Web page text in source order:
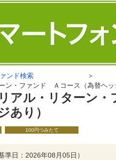
ンド検索
＞
ン・ファンド Ａコース（為替ヘッ
アル・リターン
あり）
100円つみたて
基準日：2026年08月05日）